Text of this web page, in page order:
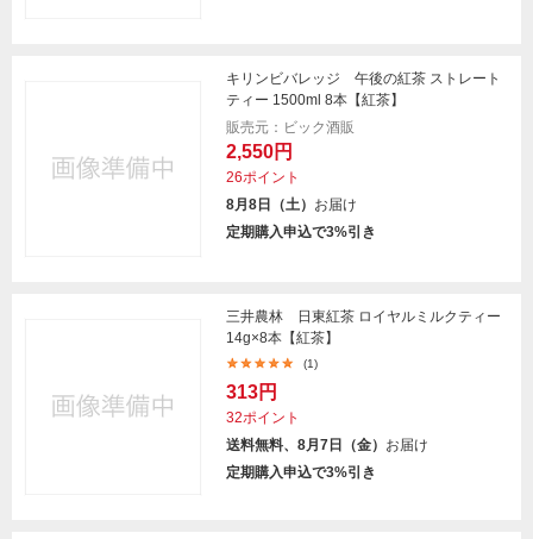
キリンビバレッジ 午後の紅茶 ストレート
ティー 1500ml 8本【紅茶】
販売元：ビック酒販
2,550円
26ポイント
8月8日（土） お届け
定期購入申込で3%引き
三井農林 日東紅茶 ロイヤルミルクティー
14g×8本【紅茶】
(1)
313円
32ポイント
送料無料、8月7日（金） お届け
定期購入申込で3%引き